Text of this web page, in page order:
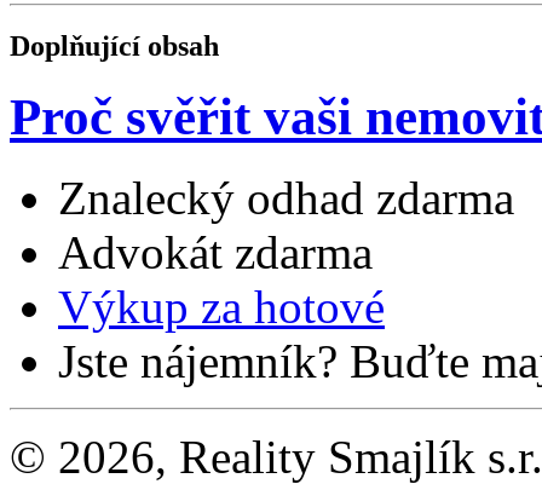
Doplňující obsah
Proč svěřit vaši
Znalecký odhad zdarma
Advokát zdarma
Výkup za hotové
Jste nájemník? Buďte
© 2026, Reality Smajlík